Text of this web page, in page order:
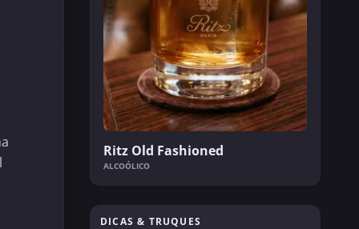
Ritz Old Fashioned
ALCOÓLICO
DICAS & TRUQUES